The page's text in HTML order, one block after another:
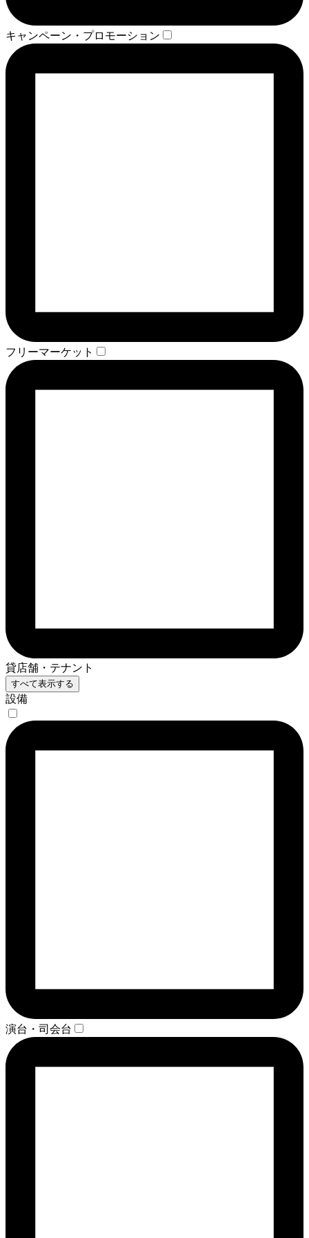
キャンペーン・プロモーション
フリーマーケット
貸店舗・テナント
すべて表示する
設備
演台・司会台